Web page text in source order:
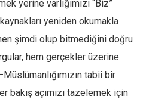
yerine varlığımızı “Biz”
yeniden okumakla
şimdi olup bitmediğini doğru
hem gerçekler üzerine
tabii bir
bakış açımızı tazelemek için